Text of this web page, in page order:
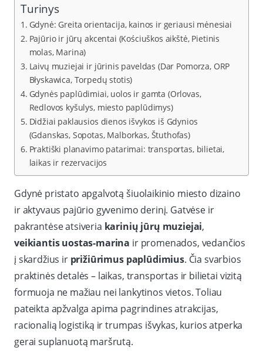
Turinys
Gdynė: Greita orientacija, kainos ir geriausi mėnesiai
Pajūrio ir jūrų akcentai (Kościuškos aikštė, Pietinis
molas, Marina)
Laivų muziejai ir jūrinis paveldas (Dar Pomorza, ORP
Błyskawica, Torpedų stotis)
Gdynės paplūdimiai, uolos ir gamta (Orlovas,
Redlovos kyšulys, miesto paplūdimys)
Didžiai paklausios dienos išvykos iš Gdynios
(Gdanskas, Sopotas, Malborkas, Štuthofas)
Praktiški planavimo patarimai: transportas, bilietai,
laikas ir rezervacijos
Gdynė pristato apgalvotą šiuolaikinio miesto dizaino
ir aktyvaus pajūrio gyvenimo derinį. Gatvėse ir
pakrantėse atsiveria karinių jūrų muziejai,
veikiantis uostas-marina ir promenados, vedančios
į skardžius ir prižiūrimus paplūdimius. Čia svarbios
praktinės detalės – laikas, transportas ir bilietai vizitą
formuoja ne mažiau nei lankytinos vietos. Toliau
pateikta apžvalga apima pagrindines atrakcijas,
racionalią logistiką ir trumpas išvykas, kurios atperka
gerai suplanuotą maršrutą.